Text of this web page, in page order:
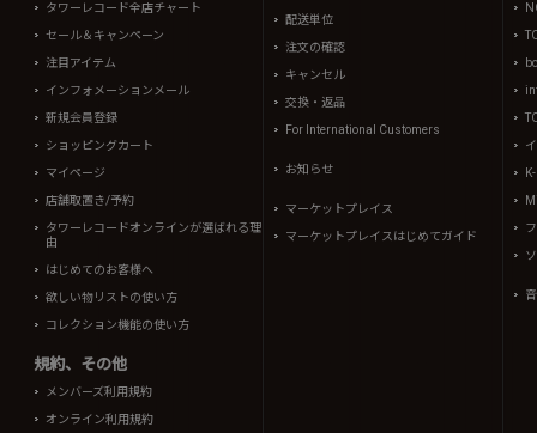
タワーレコード全店チャート
セール＆キャンペーン
注目アイテム
インフォメーションメール
新規会員登録
ショッピングカート
マイページ
店舗取置き/予約
タワーレコードオンラインが選ばれる理
由
はじめてのお客様へ
欲しい物リストの使い方
コレクション機能の使い方
規約、その他
メンバーズ利用規約
オンライン利用規約
配送単位
注文の確認
キャンセル
交換・返品
For International Customers
お知らせ
マーケットプレイス
マーケットプレイスはじめてガイド